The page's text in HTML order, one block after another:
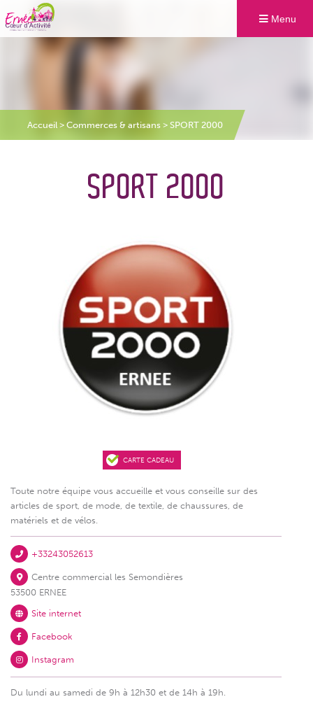
Menu
Accueil> Commerces & artisans > SPORT 2000
SPORT 2000
CARTE CADEAU
Toute notre équipe vous accueille et vous conseille sur des
articles de sport, de mode, de textile, de chaussures, de
matériels et de vélos.
+33243052613
Centre commercial les Semondières
53500 ERNEE
Site internet
Facebook
Instagram
Du lundi au samedi de 9h à 12h30 et de 14h à 19h.